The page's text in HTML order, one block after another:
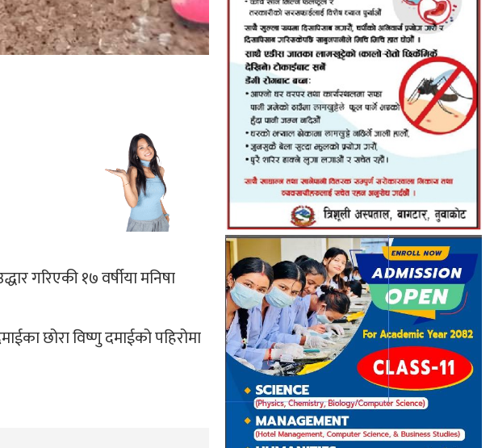
गरिएकी १७ वर्षीया मनिषा
छोरा विष्णु दमाईको पहिरोमा